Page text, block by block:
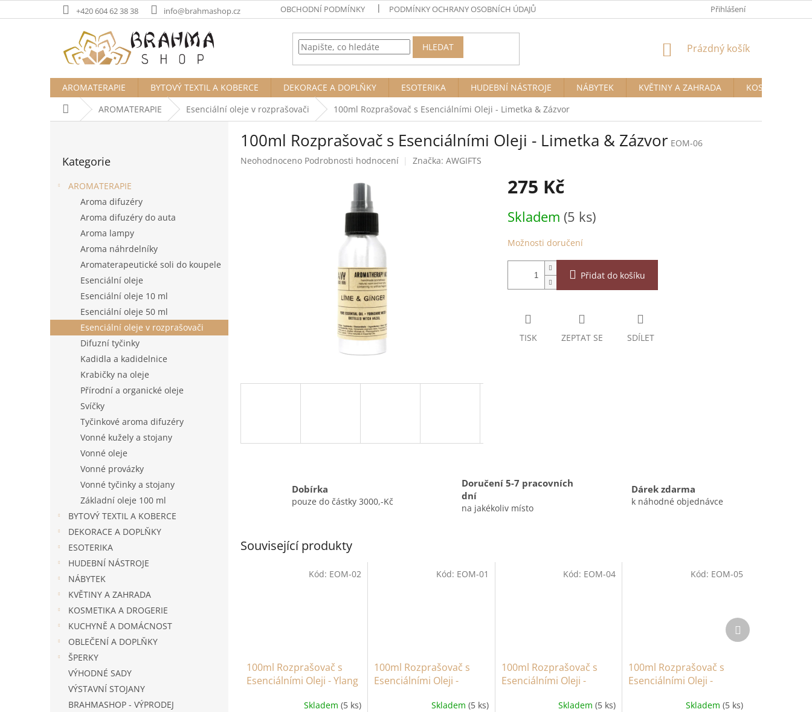
na
+420 604 62 38 38 info@brahmashop.cz OBCHODNÍ PODMÍNKY PODMÍNKY OCHRANY OSOBNÍCH ÚDAJŮ Přihlášení
HLEDAT
NÁKUPNÍ
Prázdný košík
AROMATERAPIE BYTOVÝ TEXTIL A KOBERCE DEKORACE A DOPLŇKY ESOTERIKA HUDEBNÍ NÁSTROJE NÁBYTEK KVĚTINY A ZAHRADA
KOSMETIKA A
Domů AROMATERAPIE Esenciální oleje v rozprašovači 100ml Rozprašovač s Esenciálními Oleji - Limetka & Zázvor
kategorie
Kategorie
AROMATERAPIE
Aroma difuzéry
Aroma difuzéry do auta
Aroma lampy
Aroma náhrdelníky
Aromaterapeutické soli do koupele
Esenciální oleje
Esenciální oleje 10 ml
Esenciální oleje 50 ml
Esenciální oleje v rozprašovači
Difuzní tyčinky
Kadidla a kadidelnice
Krabičky na oleje
Přírodní a organické oleje
Svíčky
Tyčinkové aroma difuzéry
Vonné kužely a stojany
Vonné oleje
Vonné provázky
Vonné tyčinky a stojany
Základní oleje 100 ml
BYTOVÝ TEXTIL A KOBERCE
DEKORACE A DOPLŇKY
ESOTERIKA
HUDEBNÍ NÁSTROJE
NÁBYTEK
KVĚTINY A ZAHRADA
KOSMETIKA A DROGERIE
KUCHYNĚ A DOMÁCNOST
OBLEČENÍ A DOPLŇKY
ŠPERKY
VÝHODNÉ SADY
VÝSTAVNÍ STOJANY
BRAHMASHOP - VÝPRODEJ
100ml Rozprašovač s Esenciálními Oleji - Limetka & Zázvor EOM-06
Průměrné
Neohodnoceno Podrobnosti hodnocení Značka: AWGIFTS
275 Kč
cena:
Skladem (5 ks)
Možnosti doručení
Přidat do košíku
TISK ZEPTAT SE SDÍLET
Dobírka
pouze do částky 3000,-Kč
Doručení 5-7 pracovních
dní
na jakékoliv místo
Dárek zdarma
k náhodné objednávce
Související produkty
100ml Rozprašovač s
Esenciálními Oleji - Ylang
Skladem (5 ks)
Kód: EOM-02
100ml Rozprašovač s
Esenciálními Oleji -
Skladem (5 ks)
Kód: EOM-01
100ml Rozprašovač s
Esenciálními Oleji -
Skladem(5 ks)
Kód: EOM-04
100ml Rozprašovač s
Esenciálními Oleji -
Skladem (5 ks)
Kód: EOM-05
Další
produkt